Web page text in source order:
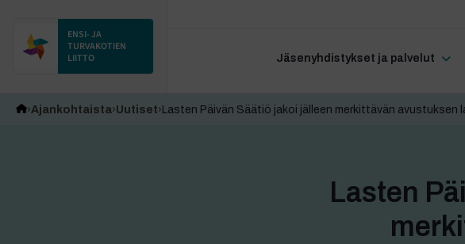
ENSI- JA
TURVAKOTIEN
LIITTO
Jäsenyhdistykset ja palvelut
Ajankohtaista Uutiset Lasten Päivän Säätiö jakoi jälleen merkittävän avustuksen
Lasten